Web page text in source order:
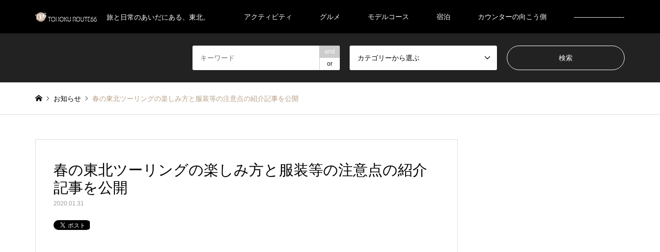
旅と日常のあいだにある、東北。 アクティビティ グルメ モデルコース 宿泊 カウンターの向こう側 ———————-
and
or
カテゴリーから選ぶ
お知らせ 春の東北ツーリングの楽しみ方と服装等の注意点の紹介記事を公開
春の東北ツーリングの楽しみ方と服装等の注意点の紹介
記事を公開
2020.01.31